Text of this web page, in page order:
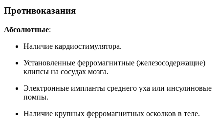
Противоказания
Абсолютные:
Наличие кардиостимулятора.
Установленные ферромагнитные (железосодержащие)
клипсы на сосудах мозга.
Электронные импланты среднего уха или инсулиновые
помпы.
Наличие крупных ферромагнитных осколков в теле.